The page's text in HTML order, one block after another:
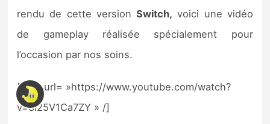
rendu de cette versionSwitch, voici une vidéo
de gameplay réalisée spécialement pour
l’occasion par nos soins.
[arve url= »https://www.youtube.com/watch?
v=3I25V1Ca7ZY » /]